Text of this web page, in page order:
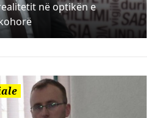
në optikën e